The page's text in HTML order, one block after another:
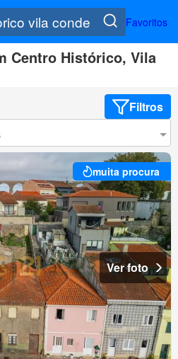
Favoritos
Centro Histórico, Vila
Filtros
muita procura
Ver foto